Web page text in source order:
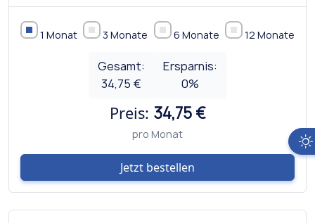
1 Monat 3 Monate 6 Monate 12 Monate
Gesamt:
34,75 €
Ersparnis:
0%
Preis: 34,75 €
pro Monat
Jetzt bestellen